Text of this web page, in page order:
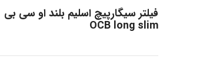
فیلتر سیگارپیچ اسلیم بلند او سی بی
OCB long slim